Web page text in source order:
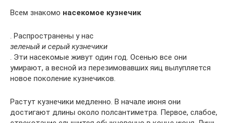
Всем знакомо насекомое кузнечик
. Распространены у нас
зеленый и серый кузнечики
. Эти насекомые живут один год. Осенью все они
умирают, а весной из перезимовавших яиц вылупляется
новое поколение кузнечиков.
Растут кузнечики медленно. В начале июня они
достигают длины около полсантиметра. Первое, слабое,